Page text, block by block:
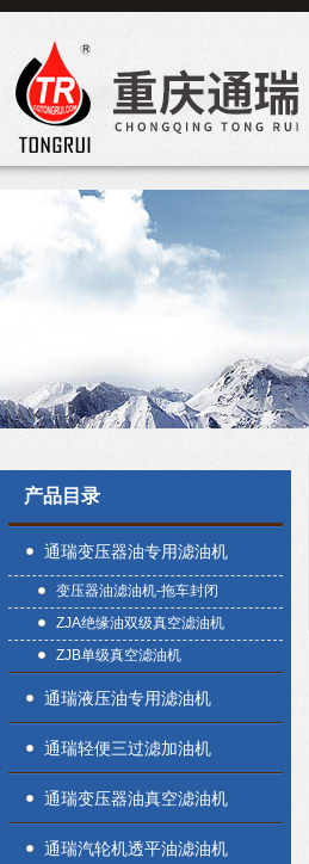
产品目录
通瑞变压器油专用滤油机
变压器油滤油机-拖车封闭
ZJA绝缘油双级真空滤油机
ZJB单级真空滤油机
通瑞液压油专用滤油机
通瑞轻便三过滤加油机
通瑞变压器油真空滤油机
通瑞汽轮机透平油滤油机